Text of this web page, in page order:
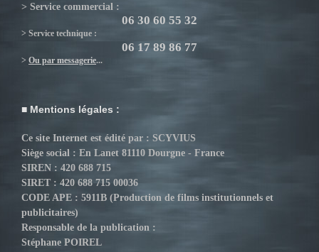
> Service commercial :
06 30 60 55 32
> Service technique :
06 17 89 86 77
> Ou par messagerie...
Mentions légales :
Ce site Internet est édité par : SCYVIUS
Siège social : En Lanet 81110 Dourgne - France
SIREN : 420 688 715
SIRET : 420 688 715 00036
CODE APE : 5911B (Production de films institutionnels et
publicitaires)
Responsable de la publication :
Stéphane POIREL